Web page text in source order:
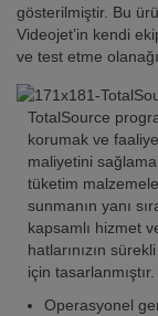
gösterilmiştir. Bu
Videojet’in kendi
ve test etme
TotalSource
korumak ve
maliyetini
tüketim
sunmanın yanı
kapsamlı hizmet
hatlarınızın
için tasarlanmıştır.
Operasyonel